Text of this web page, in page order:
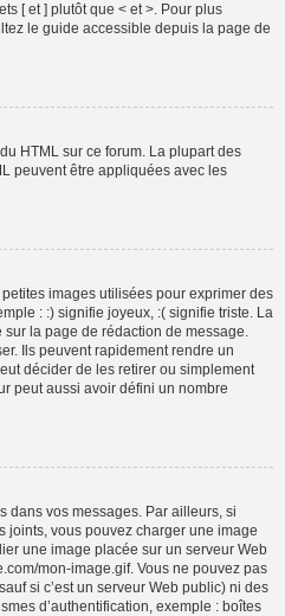
[ et ] plutôt que < et >. Pour plus
le guide accessible depuis la page de
HTML sur ce forum. La plupart des
peuvent être appliquées avec les
images utilisées pour exprimer des
: :) signifie joyeux, :( signifie triste. La
sur la page de rédaction de message.
Ils peuvent rapidement rendre un
décider de les retirer ou simplement
peut aussi avoir défini un nombre
dans vos messages. Par ailleurs, si
joints, vous pouvez charger une image
une image placée sur un serveur Web
mon-image.gif. Vous ne pouvez pas
si c’est un serveur Web public) ni des
d’authentification, exemple : boîtes